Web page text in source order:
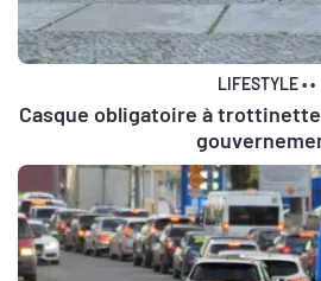
LIFESTYLE••
Casque obligatoire à